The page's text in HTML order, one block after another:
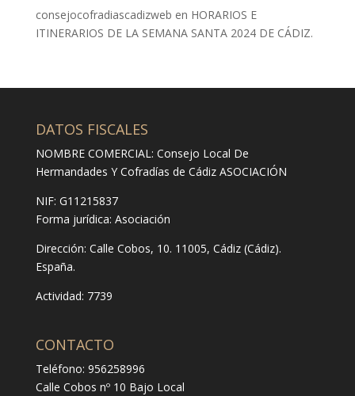
consejocofradiascadizweb en HORARIOS E
ITINERARIOS DE LA SEMANA SANTA 2024 DE CÁDIZ.
DATOS FISCALES
NOMBRE COMERCIAL: Consejo Local De
Hermandades Y Cofradías de Cádiz ASOCIACIÓN
NIF: G11215837
Forma jurídica: Asociación
Dirección: Calle Cobos, 10. 11005, Cádiz (Cádiz).
España.
Actividad: 7739
CONTACTO
Teléfono: 956258996
Calle Cobos nº 10 Bajo Local